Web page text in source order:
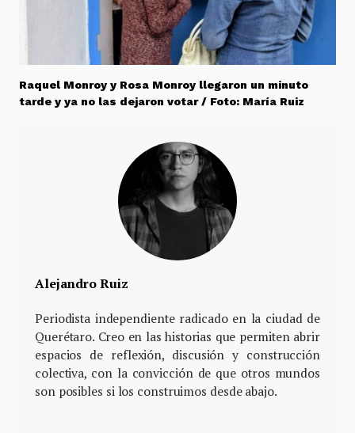
Raquel Monroy y Rosa Monroy llegaron un minuto
tarde y ya no las dejaron votar / Foto: María Ruiz
Alejandro Ruiz
Periodista independiente radicado en la ciudad de
Querétaro. Creo en las historias que permiten abrir
espacios de reflexión, discusión y construcción
colectiva, con la convicción de que otros mundos
son posibles si los construimos desde abajo.